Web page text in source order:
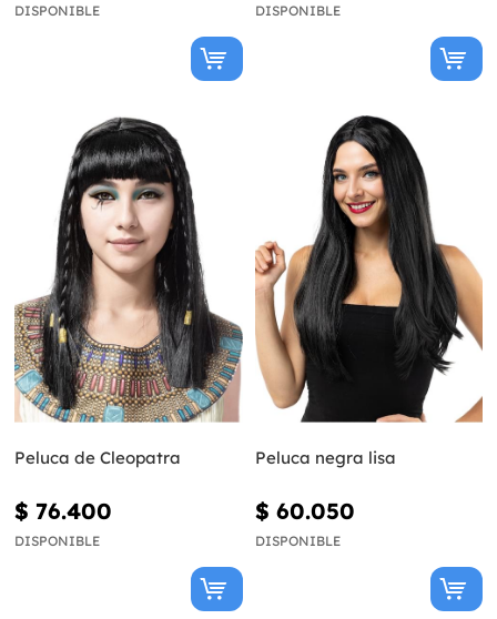
DISPONIBLE DISPONIBLE
Peluca de Cleopatra
$ 76.400
DISPONIBLE
Peluca negra lisa
$ 60.050
DISPONIBLE